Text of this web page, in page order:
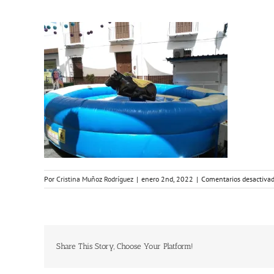
Por Cristina Muñoz Rodríguez | enero 2nd, 2022 | Comentarios
Share This Story, Choose Your Platform!